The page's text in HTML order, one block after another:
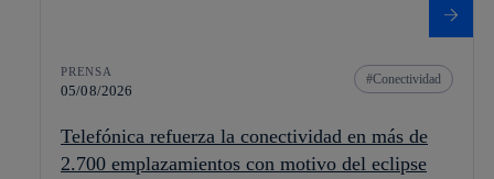
PRENSA
05/08/2026
Conectividad
Telefónica refuerza la conectividad en más de
2.700 emplazamientos con motivo del eclipse